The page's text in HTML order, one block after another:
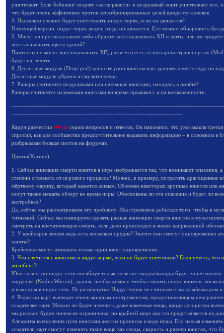
уничтожат. Если бэйнлинг поднят «антигравити» и воздушный юнит уничтожает его,
что будет очень эффективно против легкобронированных целей вроде муталисков.
4. Насколько сложно будет уничтожить нидус-червя, если он движется?
В текущей версии, нидус-червь виден, когда он движется. Его можно обнаружить без
5. Могут ли протоссы каким-либо образом восстанавливать ХП и щиты, или им
восстанавливать щиты зданий?
Протоссы не могут восстанавливать ХП, разве что есть «санитарные транспорты»
будут их лечить.
6. Десантные модули (Drop-pod) наносит урон юнитам или зданиям в месте куда он
Десантные модули убраны из мультиплеера.
7. Риперы считаются воздушными или наземные юнитами, находясь в полёте?
Риперы считаются наземными юнитами во время прыжков с и на возвышенности.
--------------------------------------------------------------------------------------
Карун разместил40-ую серию вопросов и ответов. Он напомнил, что уже вышла третья
спросил, как для сообщества предпочтительнее выдавать информацию – в основном в
разбрасывая больше постов на форумах.
Цитата(Karune)
1. Сейчас анимация смерти юнитов в игре изображается так, что возникают опасения,
степени отвлекать от игрового процесса? Можно, к примеру, потратить драгоценные
мёртвому марину, который кажется живым. Обломки некоторых крупных юнитов или
могут также мешать обзору во время игры. Обоснованы ли эти опасения и будет ли
настройках?
Да, сейчас мы рассматриваем эту проблему. Мы стремимся добиться того, чтобы в
читаемой. Сейчас мы планируем сделать разные анимации смерти юнитов в
смотреть на впечатляющую смерть, если дело происходит в менее напряженной
2. У крейсеров землян ведь есть несколько орудия? Значит они смогут одновременно
юниты?
Крейсеры смогут атаковать только один юнит одновременно.
3.Что случится с юнитами в нидус ворме, если он будет уничтожен? Если учесть,
погибнут?
Юниты внутри нидус-сети погибнут только если все входы/выходы будут уничтожены.
нидусов» (Nydus Warren), здания, необходимого чтобы строить нидус вормов,
и выходом в нидус-сеть. Не развёрнутые Нидус-черви не считаются входом/выходом в
4. Редактор карт выглядит очень мощным инструментом, предоставляющим
создателям карт. Можно ли будет изменять даже ключевые вещи, вроде алгоритма
мы реально будем ничем не ограничены, по крайней мере как это представляется на
Алгоритм вычисления пути юнитами жестко прописан в коде игры. Его нельзя изменять
создатели карт смогут изменять такие вещи как следы, скорость и размер юнитов, что